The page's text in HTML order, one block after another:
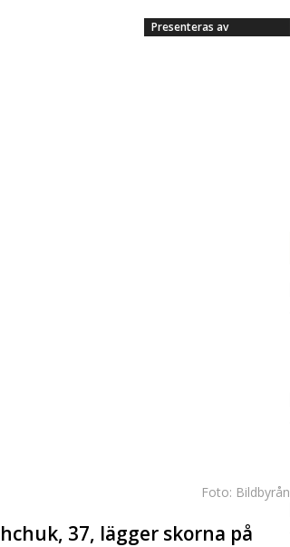
Presenteras av
Foto: Bildbyrån
37, lägger skorna på